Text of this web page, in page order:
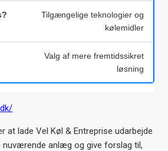
Tilgængelige teknologier og
kølemidler
Valg af mere fremtidssikret
løsning
at lade Vel Køl & Entreprise udarbejde
nuværende anlæg og give forslag til,